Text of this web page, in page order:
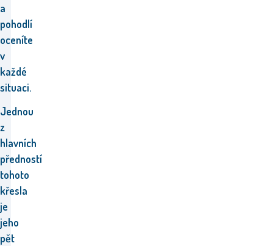
a
pohodlí
oceníte
v
každé
situaci.
Jednou
z
hlavních
předností
tohoto
křesla
je
jeho
pět